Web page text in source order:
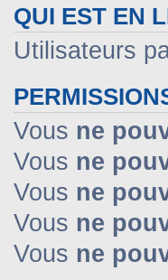
QUI EST EN
Utilisateurs
Vous ne
Vous ne
Vous ne
Vous ne
Vous ne